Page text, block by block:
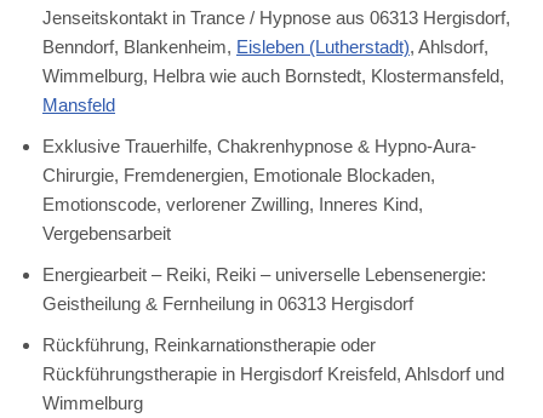
Jenseitskontakt in Trance / Hypnose aus 06313 Hergisdorf,
Benndorf, Blankenheim, Eisleben (Lutherstadt), Ahlsdorf,
Wimmelburg, Helbra wie auch Bornstedt, Klostermansfeld,
Mansfeld
Exklusive Trauerhilfe, Chakrenhypnose & Hypno-Aura-
Chirurgie, Fremdenergien, Emotionale Blockaden,
Emotionscode, verlorener Zwilling, Inneres Kind,
Vergebensarbeit
Energiearbeit – Reiki, Reiki – universelle Lebensenergie:
Geistheilung & Fernheilung in 06313 Hergisdorf
Rückführung, Reinkarnationstherapie oder
Rückführungstherapie in Hergisdorf Kreisfeld, Ahlsdorf und
Wimmelburg